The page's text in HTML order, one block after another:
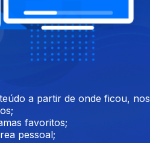
15 ago. 2021
a partir de onde ficou, nos
favoritos;
pessoal;